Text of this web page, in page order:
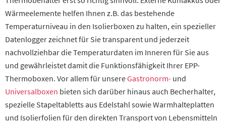
Wärmeelemente helfen Ihnen z.B. das bestehende
Temperaturniveau in den Isolierboxen zu halten, ein spezieller
Datenlogger zeichnet für Sie transparent und jederzeit
nachvollziehbar die Temperaturdaten im Inneren für Sie aus
und gewährleistet damit die Funktionsfähigkeit Ihrer EPP-
Thermoboxen. Vor allem für unsereGastronorm- und
Universalboxen bieten sich darüber hinaus auch Becherhalter,
spezielle Stapeltabletts aus Edelstahl sowie Warmhalteplatten
und Isolierfolien für den direkten Transport von Lebensmitteln